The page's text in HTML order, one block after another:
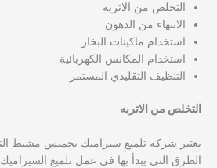
التخلص من الاتربه
الانتهاء من الدهون
استخدام ماكينات البخار
استخدام المكانس الكهربائية
التنظيف التقليدي المستمر
التخلص من الاتربه
يعتبر شركه تلميع سيراميك بخميس مشيط
الطرق التي يبدأ بها فى عمل تلميع